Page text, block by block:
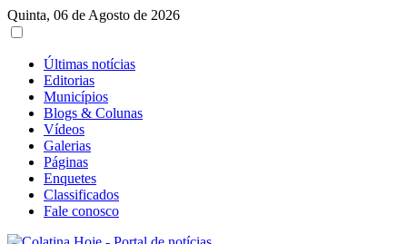
Quinta, 06 de Agosto de 2026
Últimas notícias
Editorias
Municípios
Blogs & Colunas
Vídeos
Galerias
Páginas
Enquetes
Classificados
Fale conosco